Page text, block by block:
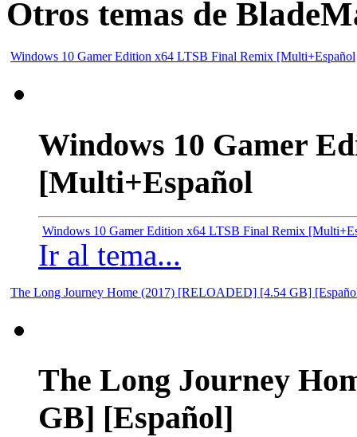
Otros temas de
Windows 10 Gamer Edition x64 LTSB Final Remix [Multi+Español
Windows 10 Gamer
[Multi+Español
Windows 10 Gamer Edition x64 LTSB Final Remix
Ir al tema...
The Long Journey Home (2017) [RELOADED] [4.54 GB]
The Long Journey
GB] [Español]